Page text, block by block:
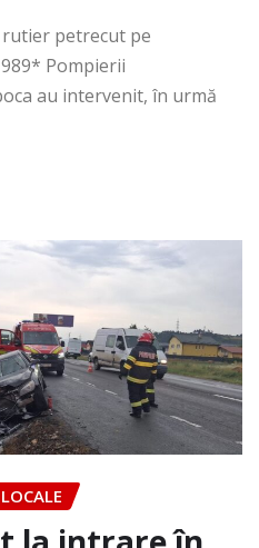
petrecut pe
Pompierii
au intervenit, în urmă